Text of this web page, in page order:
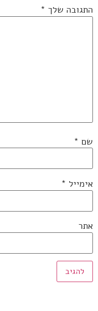
התגובה שלך *
שם *
אימייל *
אתר